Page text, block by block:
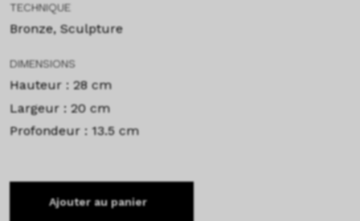
TECHNIQUE
Bronze, Sculpture
DIMENSIONS
Hauteur : 28 cm
Largeur : 20 cm
Profondeur : 13.5 cm
Ajouter au panier